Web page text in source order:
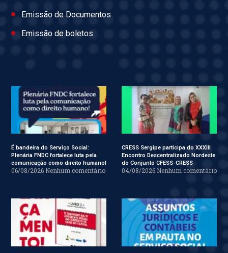
Emissão de Documentos
Emissão de boletos
É bandeira do Serviço Social:
Plenária FNDC fortalece luta pela
comunicação como direito humano!
06/08/2026 Nenhum comentário
CRESS Sergipe participa do XXXIII
Encontro Descentralizado Nordeste
do Conjunto CFESS-CRESS
04/08/2026 Nenhum comentário